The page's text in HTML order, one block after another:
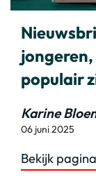
jongeren,
populair
Karine
06 juni 2025
Bekijk pagina